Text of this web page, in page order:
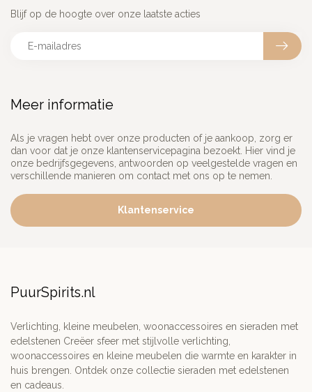
Meer informatie
Als je vragen hebt over onze producten of je aankoop, zorg er
dan voor dat je onze klantenservicepagina bezoekt. Hier vind je
onze bedrijfsgegevens, antwoorden op veelgestelde vragen en
verschillende manieren om contact met ons op te nemen.
Klantenservice
Blijf op de hoogte over onze laatste acties
PuurSpirits.nl
Verlichting, kleine meubelen, woonaccessoires en sieraden met
edelstenen Creëer sfeer met stijlvolle verlichting,
woonaccessoires en kleine meubelen die warmte en karakter in
huis brengen. Ontdek onze collectie sieraden met edelstenen
en cadeaus.